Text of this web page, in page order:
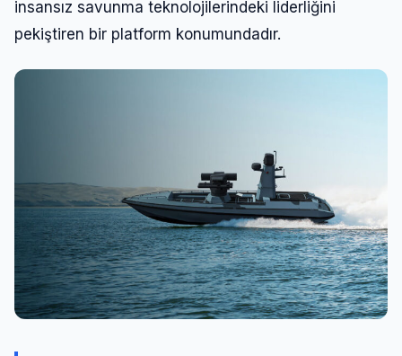
insansız savunma teknolojilerindeki liderliğini
pekiştiren bir platform konumundadır.
Şifre